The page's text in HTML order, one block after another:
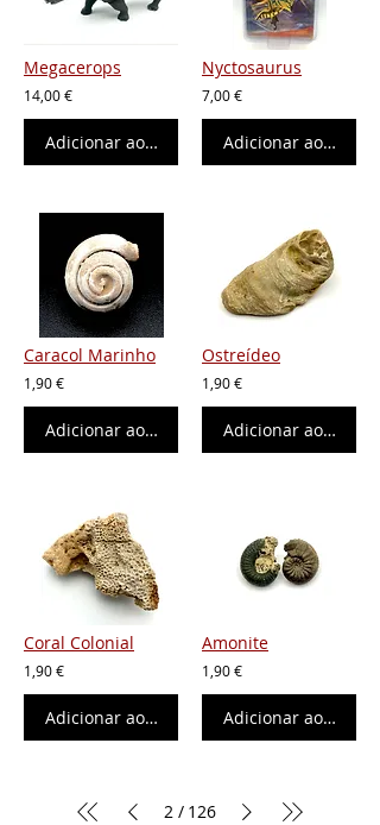
Megacerops
14,00 €
Adicionar ao carrinho
Nyctosaurus
7,00 €
Adicionar ao
Caracol Marinho
1,90 €
Adicionar ao carrinho
Ostreídeo
1,90 €
Adicionar ao
Coral Colonial
1,90 €
Adicionar ao carrinho
Amonite
1,90 €
Adicionar ao
2 / 126